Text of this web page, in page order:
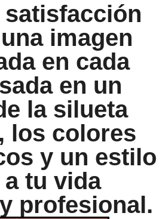
imagen
en cada
en un
la silueta
los colores
y un estilo
tu vida
profesional.